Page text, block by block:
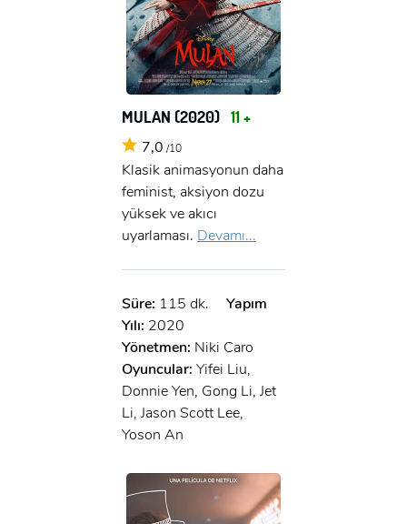
MULAN (2020) 11 +
7,0 /10
Klasik animasyonun daha
feminist, aksiyon dozu
yüksek ve akıcı
uyarlaması. Devamı...
Süre: 115 dk.
Yapım
Yılı: 2020
Yönetmen: Niki Caro
Oyuncular: Yifei Liu,
Donnie Yen, Gong Li, Jet
Li, Jason Scott Lee,
Yoson An